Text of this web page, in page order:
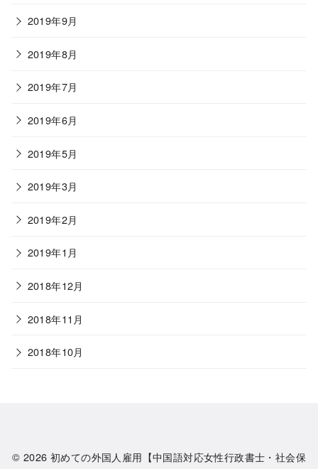
2019年9月
2019年8月
2019年7月
2019年6月
2019年5月
2019年3月
2019年2月
2019年1月
2018年12月
2018年11月
2018年10月
© 2026 初めての外国人雇用【中国語対応女性行政書士・社会保